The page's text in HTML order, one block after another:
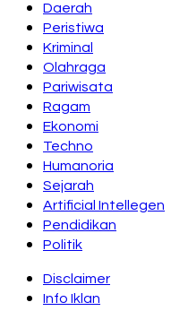
Daerah
Peristiwa
Kriminal
Olahraga
Pariwisata
Ragam
Ekonomi
Techno
Humanoria
Sejarah
Artificial Intellegen
Pendidikan
Politik
Disclaimer
Info Iklan